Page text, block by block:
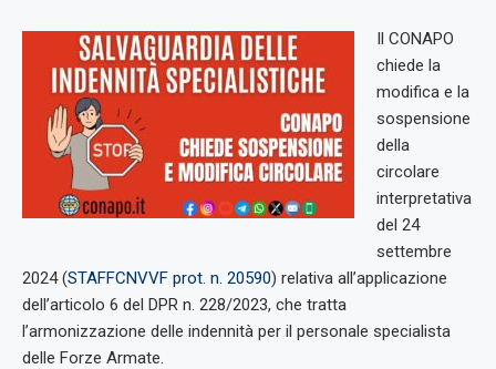
Il CONAPO
chiede la
modifica e la
sospensione
della
circolare
interpretativa
del 24
settembre
2024 (STAFFCNVVF prot. n. 20590) relativa all’applicazione
dell’articolo 6 del DPR n. 228/2023, che tratta
l’armonizzazione delle indennità per il personale specialista
delle Forze Armate.